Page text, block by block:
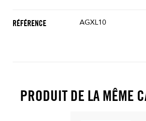
RÉFÉRENCE AGXL10
PRODUIT DE LA MÊME